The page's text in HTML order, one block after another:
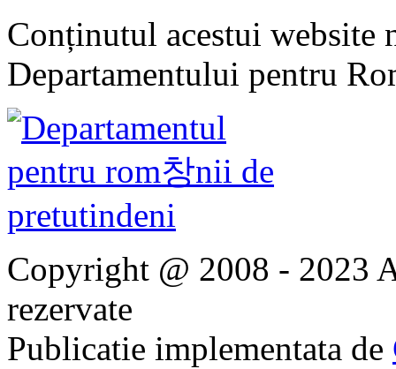
Conținutul acestui website
Departamentului pentru
Copyright @ 2008 - 2023
rezervate
Publicatie implementata de